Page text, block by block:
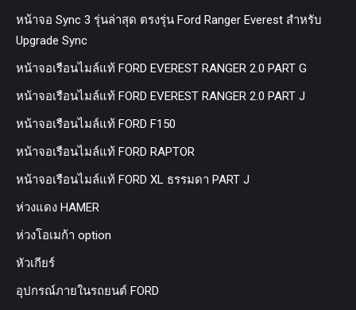
หน้าจอ Sync 3 รุ่นล่าสุด ตรงรุ่น Ford Ranger Everest สำหรับ
Upgrade Sync
หน้าจอเรือนไมล์แท้ FORD EVEREST RANGER 2.0 PART G
หน้าจอเรือนไมล์แท้ FORD EVEREST RANGER 2.0 PART J
หน้าจอเรือนไมล์แท้ FORD F150
หน้าจอเรือนไมล์แท้ FORD RAPTOR
หน้าจอเรือนไมล์แท้ FORD XL ธรรมดา PART J
ห่วงแดง HAMER
ห่วงโอเมก้า option
หัวเกียร์
อุปกรณ์ภายในรถยนต์ FORD